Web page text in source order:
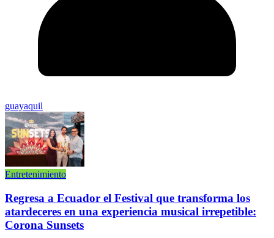
guayaquil
Entretenimiento
Regresa a Ecuador el Festival que transforma los
atardeceres en una experiencia musical irrepetible:
Corona Sunsets